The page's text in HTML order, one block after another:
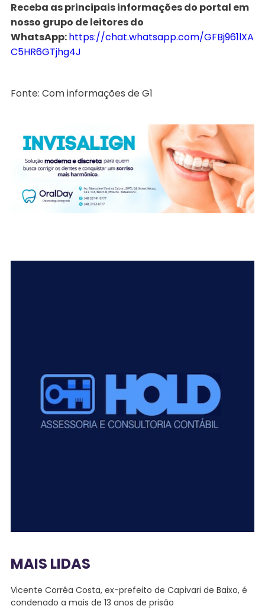
Receba as principais informações do portal em
nosso grupo de leitores do
WhatsApp:https://chat.whatsapp.com/GFBj961lXA
C5HR6GTjhg4J
Fonte: Com informações de G1
MAIS LIDAS
Vicente Corrêa Costa, ex-prefeito de Capivari de Baixo, é
condenado a mais de 13 anos de prisão